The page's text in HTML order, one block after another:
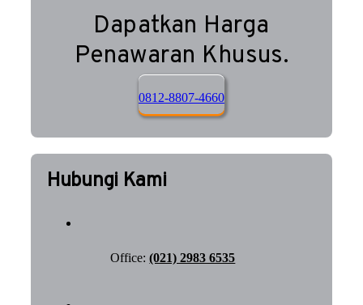
Dapatkan Harga
Penawaran Khusus.
0812-8807-4660
Hubungi Kami
Office:(021) 2983 6535